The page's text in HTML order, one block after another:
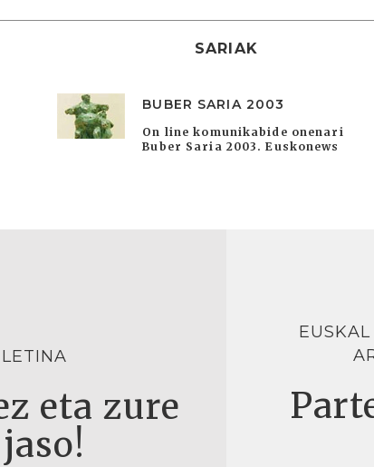
SARIAK
BUBER SARIA 2003
On line komunikabide onenari
Buber Saria 2003. Euskonews
eta zure